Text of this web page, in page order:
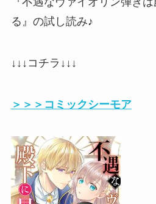
る』の試し読み♪
↓↓↓コチラ↓↓↓
＞＞＞コミックシーモア